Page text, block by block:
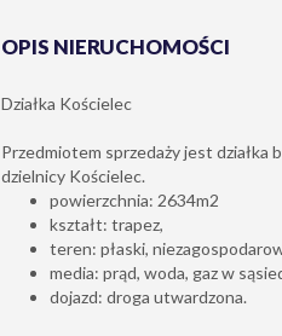
OPIS NIERUCHOMOŚCI
Działka Kościelec
Przedmiotem sprzedaży jest działka
dzielnicy Kościelec.
powierzchnia: 2634m2
kształt: trapez,
teren: płaski,
media: prąd, woda, gaz w
dojazd: droga utwardzona.